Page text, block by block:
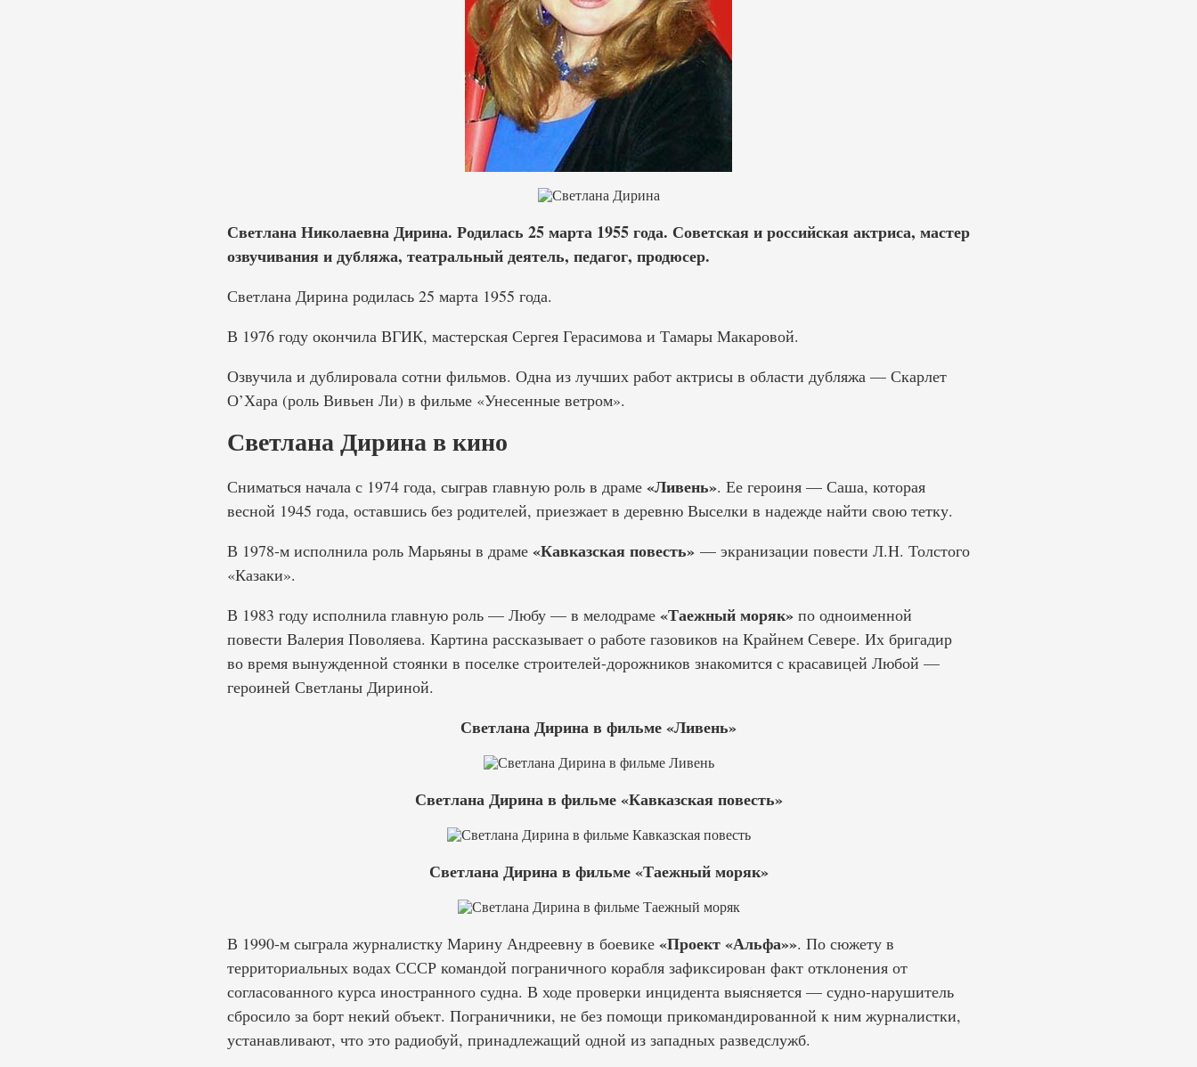
Светлана Николаевна Дирина. Родилась 25 марта 1955 года. Советская и российская актриса, мастер
озвучивания и дубляжа, театральный деятель, педагог, продюсер.
Светлана Дирина родилась 25 марта 1955 года.
В 1976 году окончила ВГИК, мастерская Сергея Герасимова и Тамары Макаровой.
Озвучила и дублировала сотни фильмов. Одна из лучших работ актрисы в области дубляжа — Скарлет
О’Хара (роль Вивьен Ли) в фильме «Унесенные ветром».
Светлана Дирина в кино
Сниматься начала с 1974 года, сыграв главную роль в драме «Ливень». Ее героиня — Саша, которая
весной 1945 года, оставшись без родителей, приезжает в деревню Выселки в надежде найти свою тетку.
В 1978-м исполнила роль Марьяны в драме «Кавказская повесть»— экранизации повести Л.Н. Толстого
«Казаки».
В 1983 году исполнила главную роль — Любу — в мелодраме «Таежный моряк»по одноименной
повести Валерия Поволяева. Картина рассказывает о работе газовиков на Крайнем Севере. Их бригадир
во время вынужденной стоянки в поселке строителей-дорожников знакомится с красавицей Любой —
героиней Светланы Дириной.
Светлана Дирина в фильме «Ливень»
Светлана Дирина в фильме «Кавказская повесть»
Светлана Дирина в фильме «Таежный моряк»
В 1990-м сыграла журналистку Марину Андреевну в боевике «Проект «Альфа»». По сюжету в
территориальных водах СССР командой пограничного корабля зафиксирован факт отклонения от
согласованного курса иностранного судна. В ходе проверки инцидента выясняется — судно-нарушитель
сбросило за борт некий объект. Пограничники, не без помощи прикомандированной к ним журналистки,
устанавливают, что это радиобуй, принадлежащий одной из западных разведслужб.